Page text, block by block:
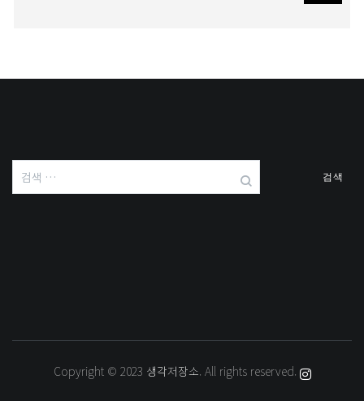
검
색:
Copyright © 2023 생각저장소. All rights reserved.